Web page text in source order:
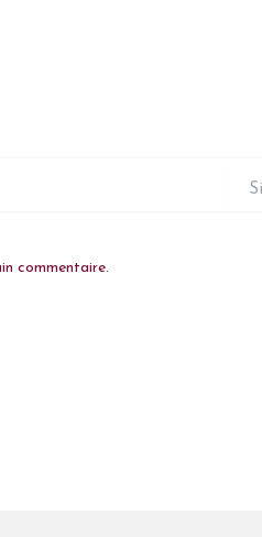
commentaire.